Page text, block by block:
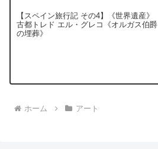
【スペイン旅行記 その4】《世界遺産》
古都トレド エル・グレコ《オルガス伯爵
の埋葬》
ホーム アート